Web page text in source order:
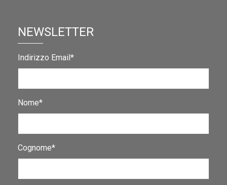
NEWSLETTER
Indirizzo Email*
Nome*
Cognome*